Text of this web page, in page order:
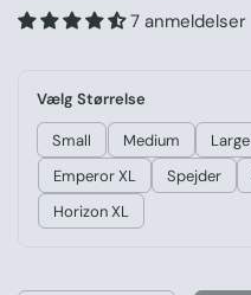
7 anmeldelser
Vælg Størrelse
Small Medium Large
Emperor XL
Spejder
Horizon XL